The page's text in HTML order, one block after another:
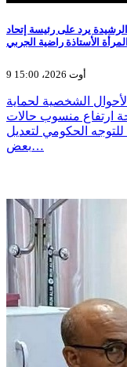
يرد على رئيسة إتحاد
المرأة الأستاذة راضية الجربي
9 أوت 2026، 15:00
الشخصية لحماية
ارتفاع منسوب حالات
الحكومي لتعديل
بعض…